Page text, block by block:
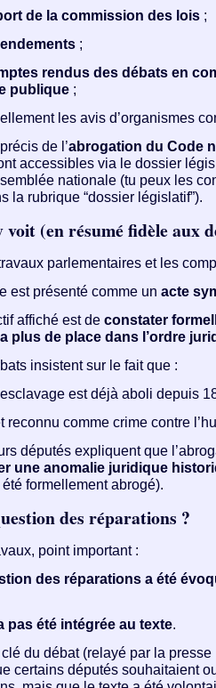
de la commission des lois ;
;
rendus des débats en
publique ;
les avis d’organismes
de l’abrogation du Code
accessibles via le dossier
nationale (tu peux les
la rubrique “dossier législatif”).
voit (en résumé fidèle aux
parlementaires et les
est présenté comme unacte
affiché est deconstater
plus de place dans l’ordre
insistent sur le fait que :
est déjà aboli depuis
reconnu comme crime contre
députés expliquent que
une anomalie juridique
formellement abrogé).
des réparations ?
point important :
des réparations a été
pas été intégrée au texte
du débat (relayé par la
certains députés souhaitaient